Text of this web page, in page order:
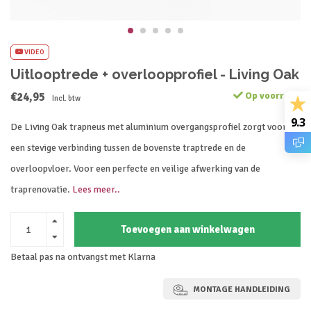
VIDEO
Uitlooptrede + overloopprofiel - Living Oak
€24,95 Incl. btw Op voorraad
De Living Oak trapneus met aluminium overgangsprofiel zorgt voor
een stevige verbinding tussen de bovenste traptrede en de
overloopvloer. Voor een perfecte en veilige afwerking van de
traprenovatie. Lees meer..
Toevoegen aan winkelwagen
Betaal pas na ontvangst met Klarna
MONTAGE HANDLEIDING
9.3